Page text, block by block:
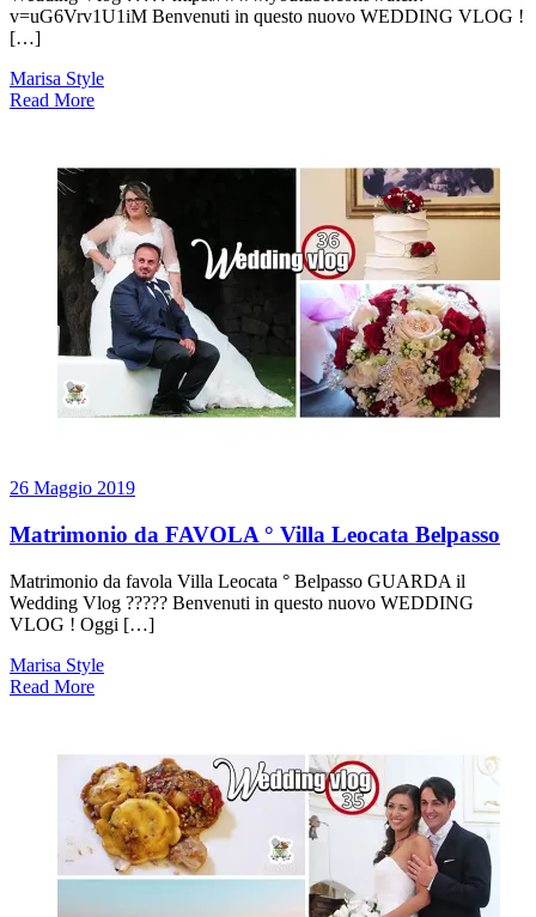
v=uG6Vrv1U1iM Benvenuti in questo nuovo WEDDING VLOG !
[…]
Marisa Style
Read More
26 Maggio 2019
Matrimonio da FAVOLA ° Villa Leocata Belpasso
Matrimonio da favola Villa Leocata ° Belpasso GUARDA il
Wedding Vlog ????? Benvenuti in questo nuovo WEDDING
VLOG ! Oggi […]
Marisa Style
Read More